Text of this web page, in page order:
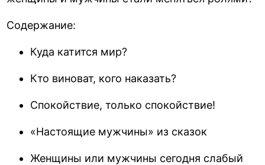
Содержание:
Куда катится мир?
Кто виноват, кого наказать?
Спокойствие, только спокойствие!
«Настоящие мужчины» из сказок
Женщины или мужчины сегодня слабый